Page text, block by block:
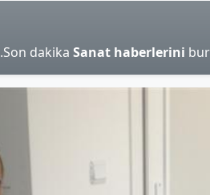
.Son dakika Sanat haberlerini